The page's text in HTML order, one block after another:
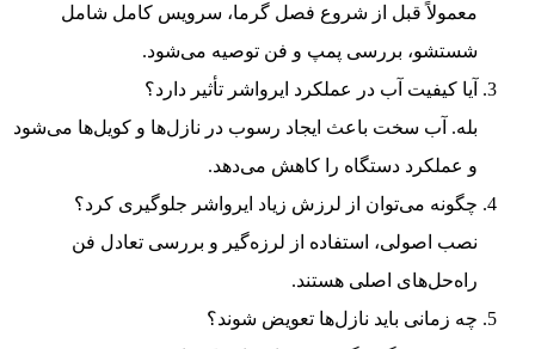
معمولاً قبل از شروع فصل گرما، سرویس کامل شامل
شستشو، بررسی پمپ و فن توصیه می‌شود.
آیا کیفیت آب در عملکرد ایرواشر تأثیر دارد؟
بله. آب سخت باعث ایجاد رسوب در نازل‌ها و کویل‌ها می‌شود
و عملکرد دستگاه را کاهش می‌دهد.
چگونه می‌توان از لرزش زیاد ایرواشر جلوگیری کرد؟
نصب اصولی، استفاده از لرزه‌گیر و بررسی تعادل فن
راه‌حل‌های اصلی هستند.
چه زمانی باید نازل‌ها تعویض شوند؟